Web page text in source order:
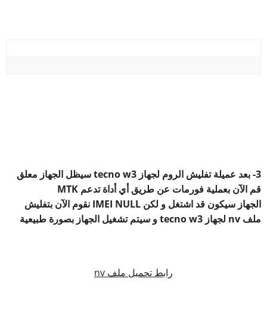
3- بعد عميلة تفليش الروم لجهاز tecno w3 سيظل الجهاز معلق
قم الآن بعملية فورمات عن طريق أي أداة تدعم MTK
الجهاز سيكون قد اشتغل و لكن IMEI NULL نقوم الآن بتفليش
ملف nv لجهاز tecno w3 و سيتم تشغيل الجهاز بصورة طبيعية
رابط تحميل ملف nv